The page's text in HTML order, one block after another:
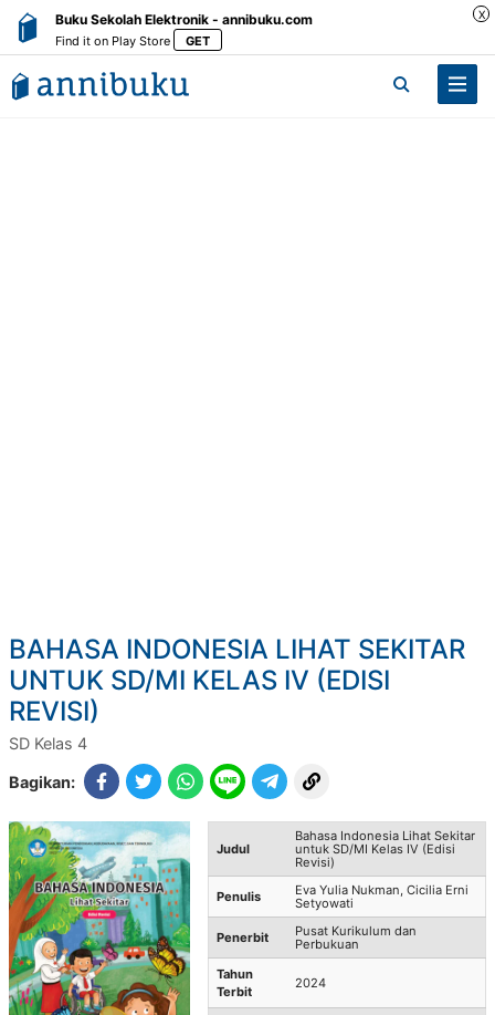
Buku Sekolah Elektronik - annibuku.com
Find it on Play Store GET
X
BAHASA INDONESIA LIHAT SEKITAR
UNTUK SD/MI KELAS IV (EDISI
REVISI)
SD Kelas 4
Bagikan:
Judul
Bahasa Indonesia Lihat Sekitar
untuk SD/MI Kelas IV (Edisi
Revisi)
Penulis
Eva Yulia Nukman, Cicilia Erni
Setyowati
Penerbit
Pusat Kurikulum dan
Perbukuan
Tahun
Terbit
2024